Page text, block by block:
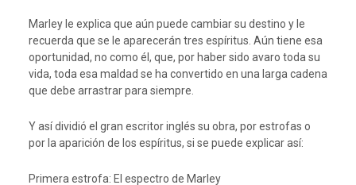
Marley le explica que aún puede cambiar su destino y le
recuerda que se le aparecerán tres espíritus. Aún tiene esa
oportunidad, no como él, que, por haber sido avaro toda su
vida, toda esa maldad se ha convertido en una larga cadena
que debe arrastrar para siempre.
Y así dividió el gran escritor inglés su obra, por estrofas o
por la aparición de los espíritus, si se puede explicar así:
Primera estrofa: El espectro de Marley